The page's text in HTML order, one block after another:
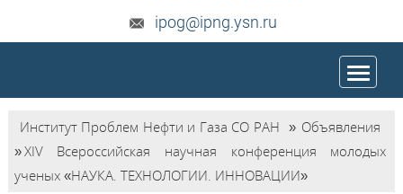
ipog@ipng.ysn.ru
trk
Институт Проблем Нефти и Газа СО РАН » Объявления
»XIV Всероссийская научная конференция молодых
ученых «НАУКА. ТЕХНОЛОГИИ. ИННОВАЦИИ»